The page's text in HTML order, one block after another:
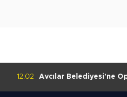
12:02 Avcılar Belediyesi'ne